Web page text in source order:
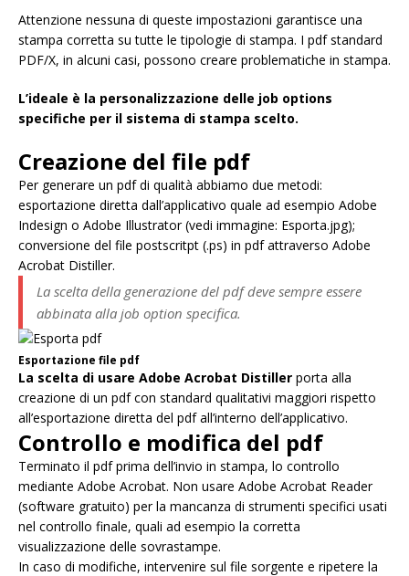
Attenzione nessuna di queste impostazioni garantisce una
stampa corretta su tutte le tipologie di stampa. I pdf standard
PDF/X, in alcuni casi, possono creare problematiche in stampa.
L’ideale è la personalizzazione delle job options
specifiche per il sistema di stampa scelto.
Creazione del file pdf
Per generare un pdf di qualità abbiamo due metodi:
esportazione diretta dall’applicativo quale ad esempio Adobe
Indesign o Adobe Illustrator (vedi immagine: Esporta.jpg);
conversione del file postscritpt (.ps) in pdf attraverso Adobe
Acrobat Distiller.
La scelta della generazione del pdf deve sempre essere
abbinata alla job option specifica.
Esportazione file pdf
La scelta di usare Adobe Acrobat Distiller porta alla
creazione di un pdf con standard qualitativi maggiori rispetto
all’esportazione diretta del pdf all’interno dell’applicativo.
Controllo e modifica del pdf
Terminato il pdf prima dell’invio in stampa, lo controllo
mediante Adobe Acrobat. Non usare Adobe Acrobat Reader
(software gratuito) per la mancanza di strumenti specifici usati
nel controllo finale, quali ad esempio la corretta
visualizzazione delle sovrastampe.
In caso di modifiche, intervenire sul file sorgente e ripetere la